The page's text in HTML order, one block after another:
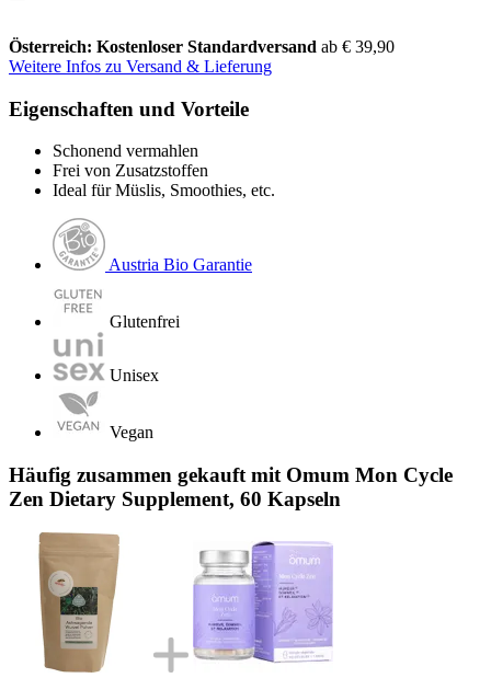
Österreich: Kostenloser Standardversand ab € 39,90
Weitere Infos zu Versand & Lieferung
Eigenschaften und Vorteile
Schonend vermahlen
Frei von Zusatzstoffen
Ideal für Müslis, Smoothies, etc.
Austria Bio Garantie
Glutenfrei
Unisex
Vegan
Häufig zusammen gekauft mit Omum Mon Cycle
Zen Dietary Supplement, 60 Kapseln